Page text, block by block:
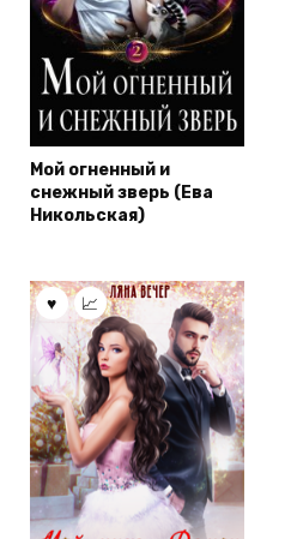
Мой огненный и
снежный зверь (Ева
Никольская)